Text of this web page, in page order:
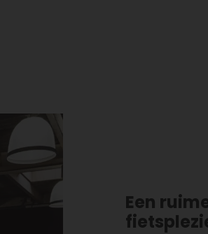
Een